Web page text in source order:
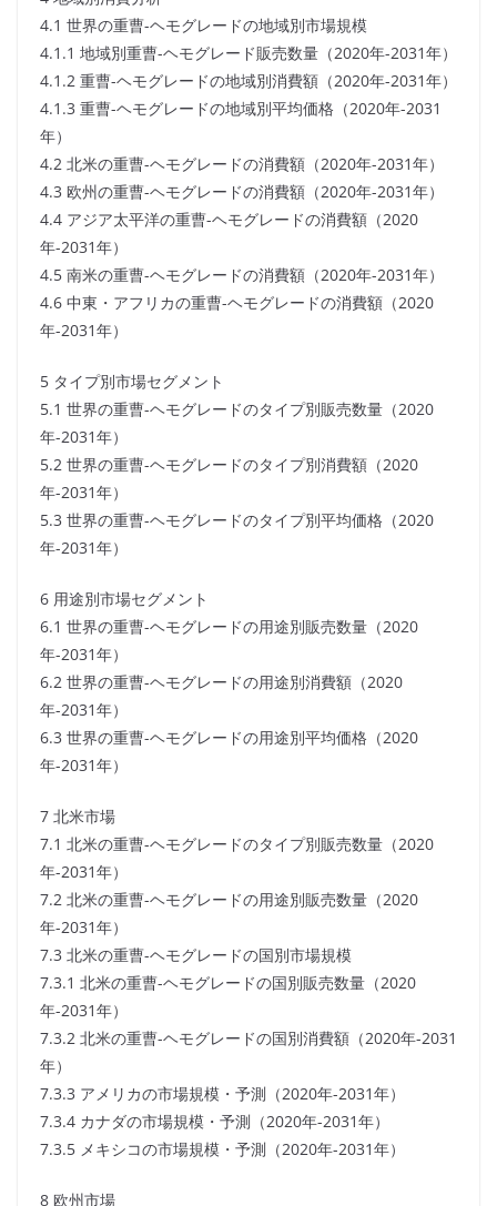
4.1 世界の重曹-ヘモグレードの地域別市場規模
4.1.1 地域別重曹-ヘモグレード販売数量（2020年-2031年）
4.1.2 重曹-ヘモグレードの地域別消費額（2020年-2031年）
4.1.3 重曹-ヘモグレードの地域別平均価格（2020年-2031
年）
4.2 北米の重曹-ヘモグレードの消費額（2020年-2031年）
4.3 欧州の重曹-ヘモグレードの消費額（2020年-2031年）
4.4 アジア太平洋の重曹-ヘモグレードの消費額（2020
年-2031年）
4.5 南米の重曹-ヘモグレードの消費額（2020年-2031年）
4.6 中東・アフリカの重曹-ヘモグレードの消費額（2020
年-2031年）
5 タイプ別市場セグメント
5.1 世界の重曹-ヘモグレードのタイプ別販売数量（2020
年-2031年）
5.2 世界の重曹-ヘモグレードのタイプ別消費額（2020
年-2031年）
5.3 世界の重曹-ヘモグレードのタイプ別平均価格（2020
年-2031年）
6 用途別市場セグメント
6.1 世界の重曹-ヘモグレードの用途別販売数量（2020
年-2031年）
6.2 世界の重曹-ヘモグレードの用途別消費額（2020
年-2031年）
6.3 世界の重曹-ヘモグレードの用途別平均価格（2020
年-2031年）
7 北米市場
7.1 北米の重曹-ヘモグレードのタイプ別販売数量（2020
年-2031年）
7.2 北米の重曹-ヘモグレードの用途別販売数量（2020
年-2031年）
7.3 北米の重曹-ヘモグレードの国別市場規模
7.3.1 北米の重曹-ヘモグレードの国別販売数量（2020
年-2031年）
7.3.2 北米の重曹-ヘモグレードの国別消費額（2020年-2031
年）
7.3.3 アメリカの市場規模・予測（2020年-2031年）
7.3.4 カナダの市場規模・予測（2020年-2031年）
7.3.5 メキシコの市場規模・予測（2020年-2031年）
8 欧州市場